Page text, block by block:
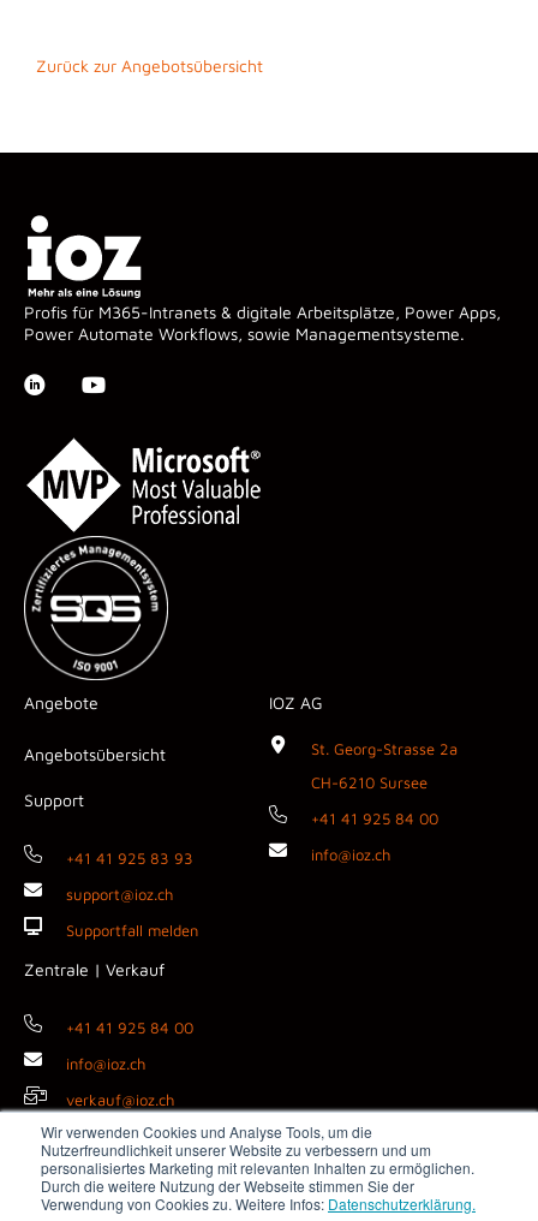
Wir verwenden Cookies und Analyse Tools, um die
Nutzerfreundlichkeit unserer Website zu verbessern und um
personalisiertes Marketing mit relevanten Inhalten zu ermöglichen.
Durch die weitere Nutzung der Webseite stimmen Sie der
Verwendung von Cookies zu. Weitere Infos: Datenschutzerklärung.
Zurück zur Angebotsübersicht
Profis für M365-Intranets & digitale Arbeitsplätze, Power Apps,
Power Automate Workflows, sowie Managementsysteme.
Angebote
Angebotsübersicht
Support
+41 41 925 83 93
support@ioz.ch
Supportfall melden
Zentrale | Verkauf
+41 41 925 84 00
info@ioz.ch
verkauf@ioz.ch
IOZ AG
St. Georg-Strasse 2a
CH-6210 Sursee
+41 41 925 84 00
info@ioz.ch
Copyright © 2026 IOZ AG ·Impressum·Datenschutz · AGB